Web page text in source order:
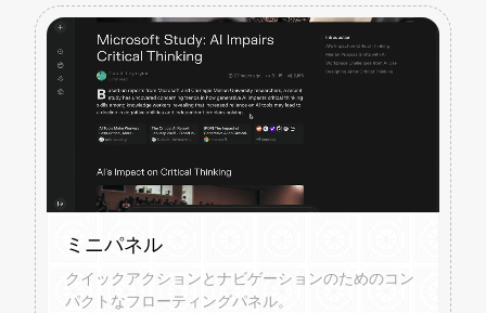
ミニパネル
クイックアクションとナビゲーションのためのコン
パクトなフローティングパネル。